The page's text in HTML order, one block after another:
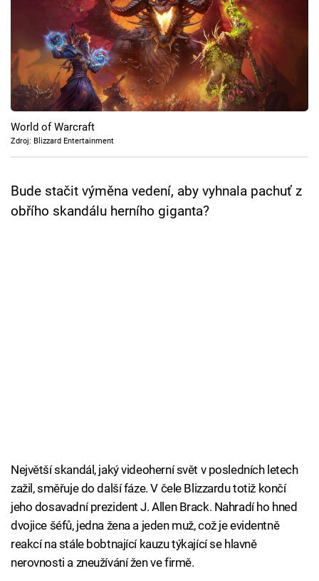
Cool Esport
Pořady
TV Program
Přihlášení
World of Warcraft
Zdroj: Blizzard Entertainment
Bude stačit výměna vedení, aby vyhnala pachuť z
obřího skandálu herního giganta?
Největší skandál, jaký videoherní svět v posledních letech
zažil, směřuje do další fáze. V čele Blizzardu totiž končí
jeho dosavadní prezident J. Allen Brack. Nahradí ho hned
dvojice šéfů, jedna žena a jeden muž, což je evidentně
reakcí na stále bobtnající kauzu týkající se hlavně
nerovnosti a zneužívání žen ve firmě.